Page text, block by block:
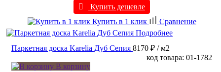
Купить дешевле
Купить в 1 клик
Сравнение
Подробнее
Паркетная доска Karelia Дуб Сепия 8170 ₽ / м2
код товара: 01-1782
В корзину